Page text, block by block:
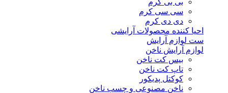
بی بی کرم
سی سی کرم
دی دی کرم
احیا کننده محصولات آرایشی
ست لوازم آرایش
لوازم آرایش ناخن
بیس کت ناخن
تاپ کت ناخن
کوکتل پدیکور
ناخن مصنوعی و چسب ناخن